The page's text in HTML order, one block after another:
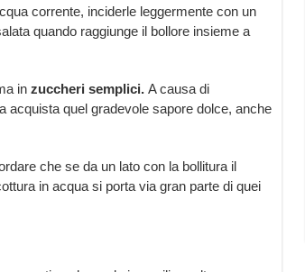
corrente, inciderle leggermente con un
quando raggiunge il bollore insieme a
in zuccheri semplici.A causa di
acquista quel gradevole sapore dolce, anche
che se da un lato con la bollitura il
in acqua si porta via gran parte di quei